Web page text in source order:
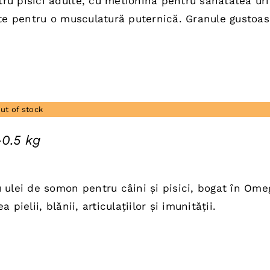
lei.
pentru o musculatură puternică. Granule
of stock
0.5 kg
lei.
ulei de somon pentru câini și pisici, bogat în
pielii, blănii, articulațiilor și imunității.